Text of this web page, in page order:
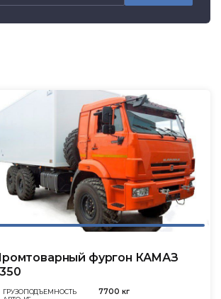
фургон КАМАЗ
ГРУЗОПОДЪЕМНОСТЬ
7700 кг